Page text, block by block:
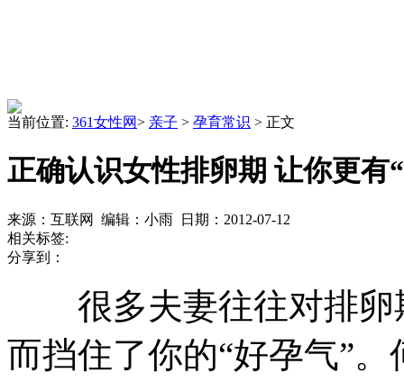
当前位置: 361女性网> 亲子 > 孕育常识 > 正文
正确认识女性排卵期 让你更有
来源：互联网 编辑：小雨 日期：2012-07-12
相关标签:
分享到：
很多夫妻往往对排卵
而挡住了你的“好孕气”